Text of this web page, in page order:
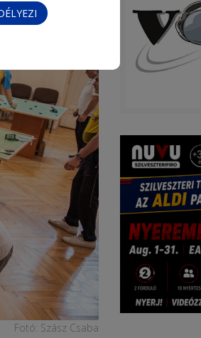
Fotó: Szász Csaba